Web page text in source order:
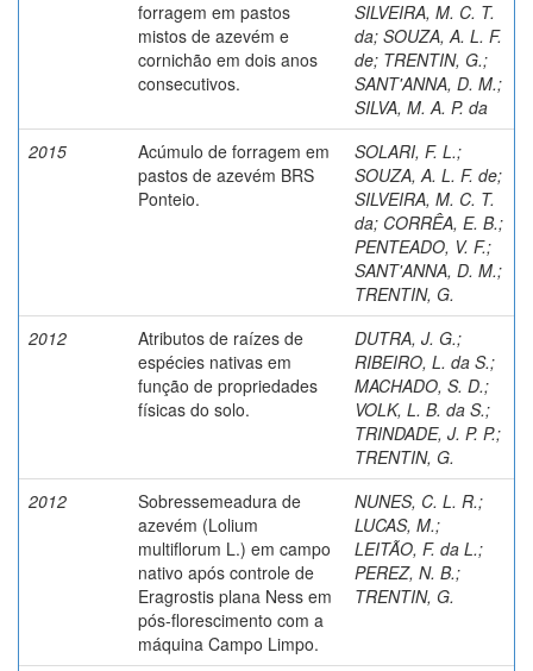
forragem em pastos
mistos de azevém e
cornichão em dois anos
consecutivos.
SILVEIRA, M. C. T.
da; SOUZA, A. L. F.
de; TRENTIN, G.;
SANT'ANNA, D. M.;
SILVA, M. A. P. da
2015
Acúmulo de forragem em
pastos de azevém BRS
Ponteio.
SOLARI, F. L.;
SOUZA, A. L. F. de;
SILVEIRA, M. C. T.
da; CORRÊA, E. B.;
PENTEADO, V. F.;
SANT'ANNA, D. M.;
TRENTIN, G.
2012
Atributos de raízes de
espécies nativas em
função de propriedades
físicas do solo.
DUTRA, J. G.;
RIBEIRO, L. da S.;
MACHADO, S. D.;
VOLK, L. B. da S.;
TRINDADE, J. P. P.;
TRENTIN, G.
2012
Sobressemeadura de
azevém (Lolium
multiflorum L.) em campo
nativo após controle de
Eragrostis plana Ness em
pós-florescimento com a
máquina Campo Limpo.
NUNES, C. L. R.;
LUCAS, M.;
LEITÃO, F. da L.;
PEREZ, N. B.;
TRENTIN, G.